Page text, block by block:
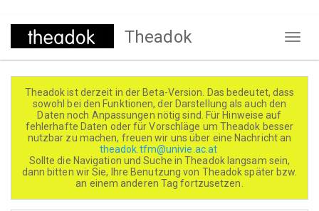
Direkt
Theadok
Theadok ist derzeit in der Beta-Version. Das bedeutet, dass
sowohl bei den Funktionen, der Darstellung als auch den
Daten noch Anpassungen nötig sind. Für Hinweise auf
fehlerhafte Daten oder für Vorschläge um Theadok besser
nutzbar zu machen, freuen wir uns über eine Nachricht an
theadok.tfm@univie.ac.at
Sollte die Navigation und Suche in Theadok langsam sein,
dann bitten wir Sie, Ihre Benutzung von Theadok später bzw.
an einem anderen Tag fortzusetzen.